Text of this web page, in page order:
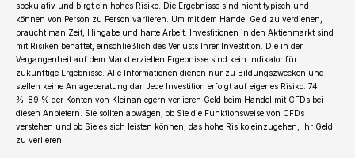
spekulativ und birgt ein hohes Risiko. Die Ergebnisse sind nicht typisch und
können von Person zu Person variieren. Um mit dem Handel Geld zu verdienen,
braucht man Zeit, Hingabe und harte Arbeit. Investitionen in den Aktienmarkt sind
mit Risiken behaftet, einschließlich des Verlusts Ihrer Investition. Die in der
Vergangenheit auf dem Markt erzielten Ergebnisse sind kein Indikator für
zukünftige Ergebnisse. Alle Informationen dienen nur zu Bildungszwecken und
stellen keine Anlageberatung dar. Jede Investition erfolgt auf eigenes Risiko. 74
%-89 % der Konten von Kleinanlegern verlieren Geld beim Handel mit CFDs bei
diesen Anbietern. Sie sollten abwägen, ob Sie die Funktionsweise von CFDs
verstehen und ob Sie es sich leisten können, das hohe Risiko einzugehen, Ihr Geld
zu verlieren.